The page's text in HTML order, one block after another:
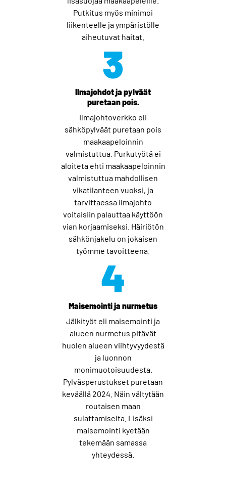
Putkitus myös minimoi
liikenteelle ja ympäristölle
aiheutuvat haitat.
3
Ilmajohdot ja pylväät
puretaan pois.
Ilmajohtoverkko eli
sähköpylväät puretaan pois
maakaapeloinnin
valmistuttua. Purkutyötä ei
aloiteta ehti maakaapeloinnin
valmistuttua mahdollisen
vikatilanteen vuoksi, ja
tarvittaessa ilmajohto
voitaisiin palauttaa käyttöön
vian korjaamiseksi. Häiriötön
sähkönjakelu on jokaisen
työmme tavoitteena.
4
Maisemointi ja nurmetus
Jälkityöt eli maisemointi ja
alueen nurmetus pitävät
huolen alueen viihtyvyydestä
ja luonnon
monimuotoisuudesta.
Pylväsperustukset puretaan
keväällä 2024. Näin vältytään
routaisen maan
sulattamiselta. Lisäksi
maisemointi kyetään
tekemään samassa
yhteydessä.